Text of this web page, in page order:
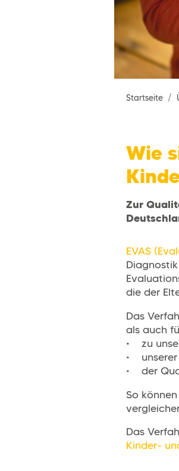
Startseite
Wie
Zur
EVAS
die der
Das
als auch
• zu
• unserer
• der
So
Das
Kinder-